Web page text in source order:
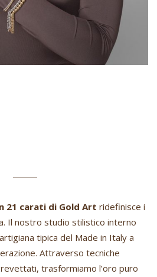
21 carati di Gold Art ridefinisce i
Il nostro studio stilistico interno
tipica del Made in Italy a
Attraverso tecniche
trasformiamo l’oro puro